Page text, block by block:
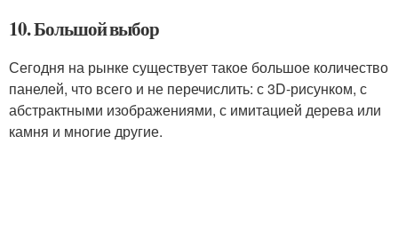
10. Большой выбор
Сегодня на рынке существует такое большое количество
панелей, что всего и не перечислить: с 3D-рисунком, с
абстрактными изображениями, с имитацией дерева или
камня и многие другие.